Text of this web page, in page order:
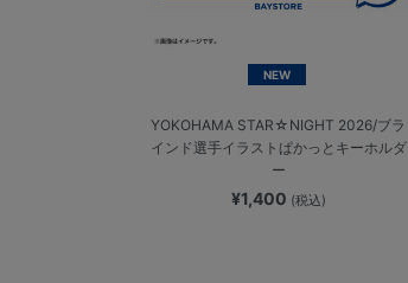
NEW
YOKOHAMA STAR☆NIGHT 2026/ブラ
インド選手イラストぱかっとキーホルダ
ー
¥1,400 (税込)